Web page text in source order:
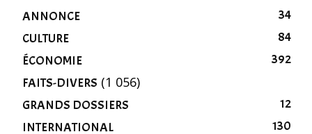
ANNONCE
34
CULTURE
84
ÉCONOMIE
392
FAITS-DIVERS (1 056)
GRANDS DOSSIERS
12
INTERNATIONAL
130